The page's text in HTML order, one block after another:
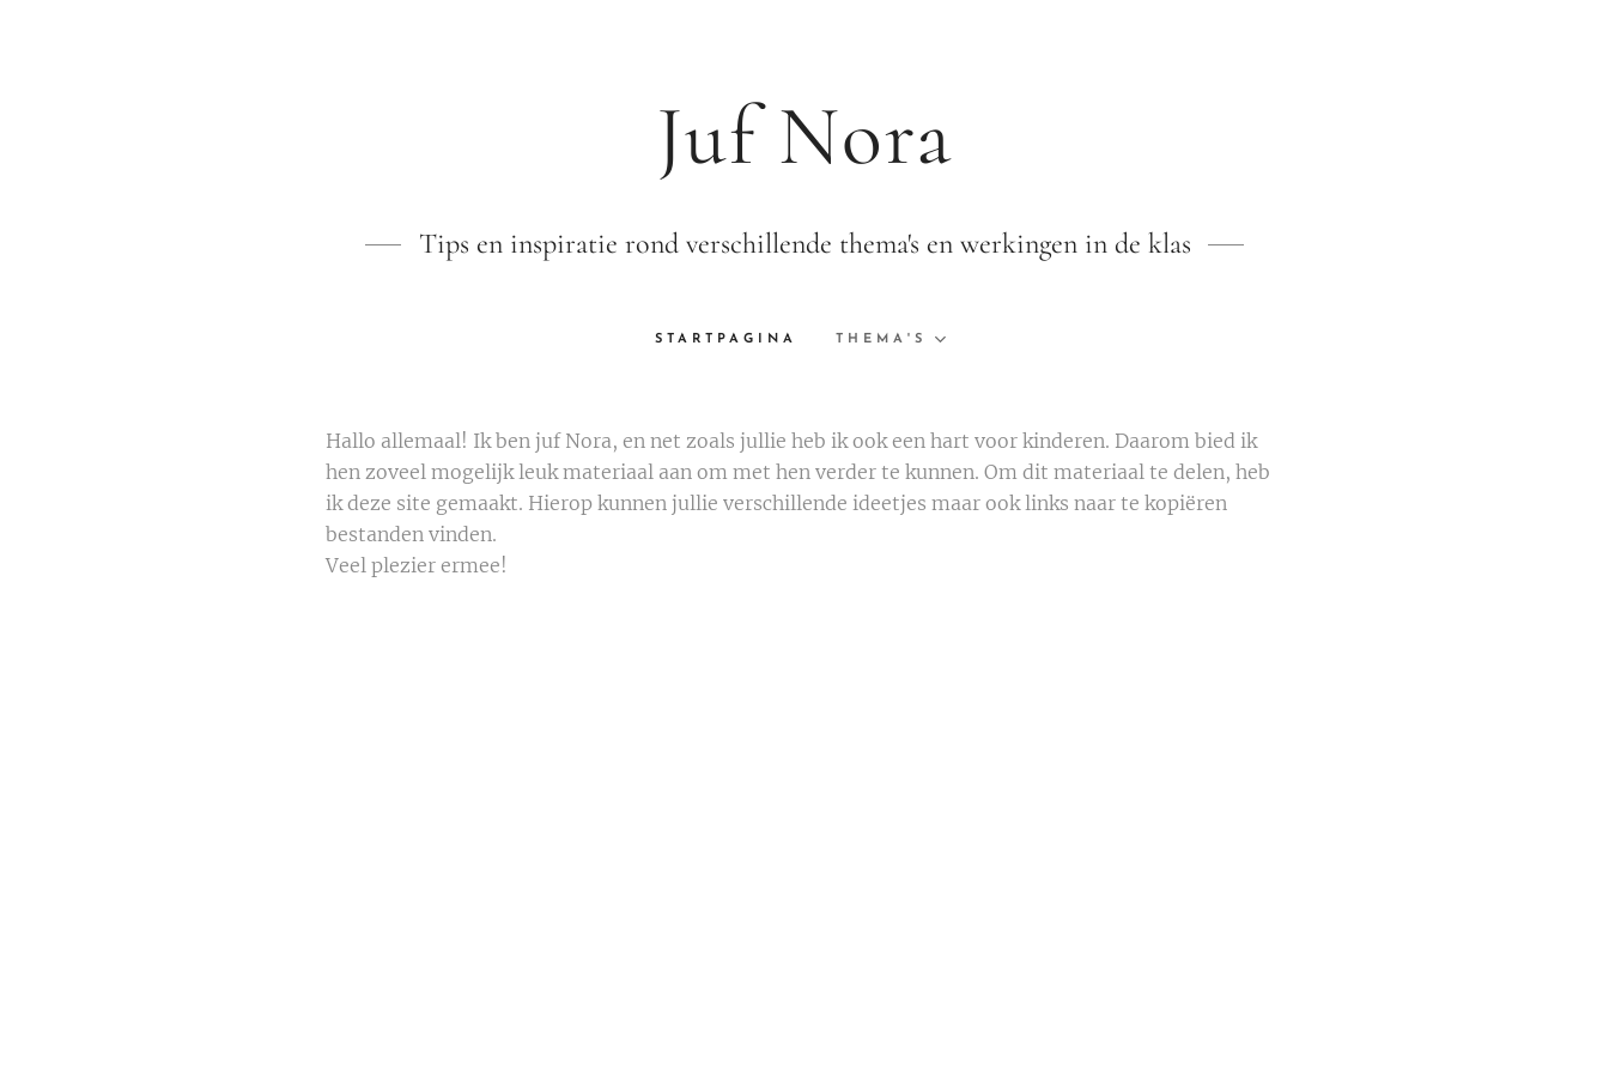
Juf Nora
Tips en inspiratie rond verschillende thema's en werkingen in de klas
STARTPAGINA THEMA'S
Hallo allemaal! Ik ben juf Nora, en net zoals jullie heb ik ook een hart voor kinderen. Daarom bied ik
hen zoveel mogelijk leuk materiaal aan om met hen verder te kunnen. Om dit materiaal te delen, heb
ik deze site gemaakt. Hierop kunnen jullie verschillende ideetjes maar ook links naar te kopiëren
bestanden vinden.
Veel plezier ermee!